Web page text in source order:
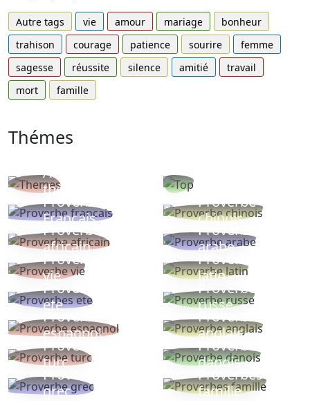
Autre tags vie amour mariage
bonheur
trahison
courage patience sourire
femme
sagesse
réussite silence amitié
travail
mort
famille
Thémes
Autres
thèmes
Proverbe
Français
Proverbe
chinois
Proverbe
africain
Proverbe
arabe
Proverbe
vie
Proverbe
latin
Proverbes
ete
Proverbe
russe
Proverbe
espagnol
Proverbe
anglais
Proverbe
turc
Proverbe
danois
Proverbe
grec
Proverbes
famille